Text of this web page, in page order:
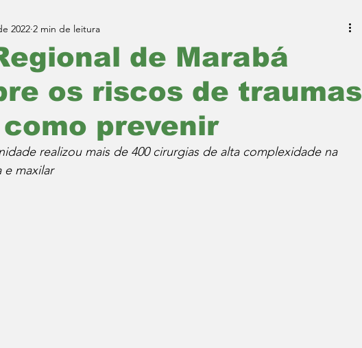
de Marabá
os riscos de traumas
prevenir
2022 2 min de leitura
realizou mais de 400 cirurgias de alta complexidade na
e maxilar